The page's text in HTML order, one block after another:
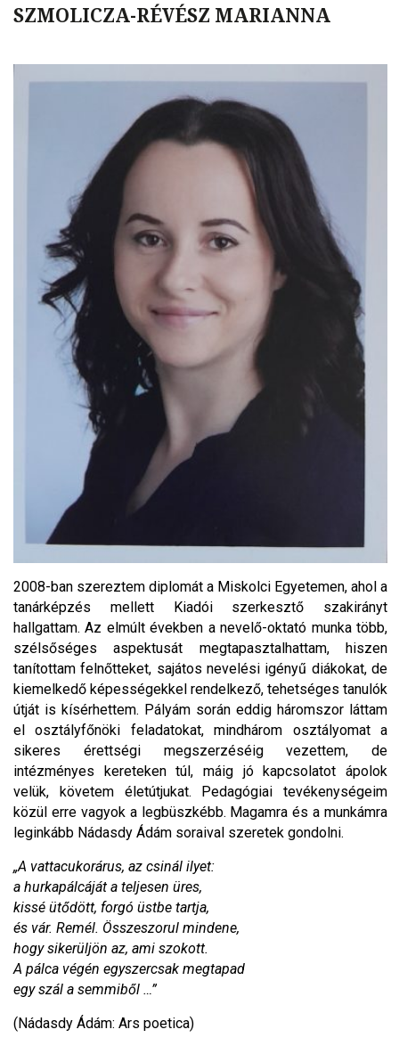
SZMOLICZA-RÉVÉSZ MARIANNA
2008-ban szereztem diplomát a Miskolci Egyetemen, ahol a
tanárképzés mellett Kiadói szerkesztő szakirányt
hallgattam. Az elmúlt években a nevelő-oktató munka több,
szélsőséges aspektusát megtapasztalhattam, hiszen
tanítottam felnőtteket, sajátos nevelési igényű diákokat, de
kiemelkedő képességekkel rendelkező, tehetséges tanulók
útját is kísérhettem. Pályám során eddig háromszor láttam
el osztályfőnöki feladatokat, mindhárom osztályomat a
sikeres érettségi megszerzéséig vezettem, de
intézményes kereteken túl, máig jó kapcsolatot ápolok
velük, követem életútjukat. Pedagógiai tevékenységeim
közül erre vagyok a legbüszkébb. Magamra és a munkámra
leginkább Nádasdy Ádám soraival szeretek gondolni.
„A vattacukorárus, az csinál ilyet:
a hurkapálcáját a teljesen üres,
kissé ütődött, forgó üstbe tartja,
és vár. Remél. Összeszorul mindene,
hogy sikerüljön az, ami szokott.
A pálca végén egyszercsak megtapad
egy szál a semmiből …”
(Nádasdy Ádám: Ars poetica)